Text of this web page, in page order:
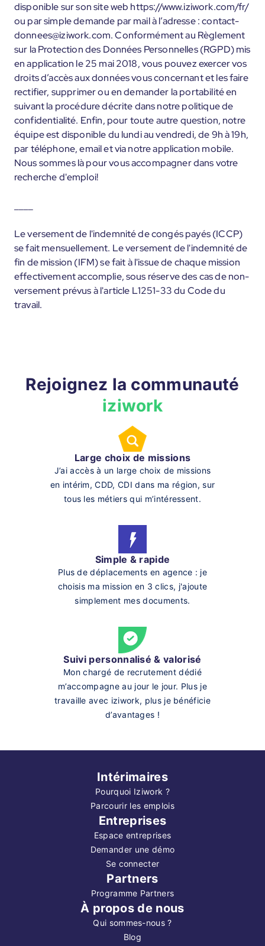
disponible sur son site web https://www.iziwork.com/fr/
ou par simple demande par mail à l’adresse : contact-
donnees@iziwork.com. Conformément au Règlement
sur la Protection des Données Personnelles (RGPD) mis
en application le 25 mai 2018, vous pouvez exercer vos
droits d’accès aux données vous concernant et les faire
rectifier, supprimer ou en demander la portabilité en
suivant la procédure décrite dans notre politique de
confidentialité. Enfin, pour toute autre question, notre
équipe est disponible du lundi au vendredi, de 9h à 19h,
par téléphone, email et via notre application mobile.
Nous sommes là pour vous accompagner dans votre
recherche d'emploi!
Le versement de l'indemnité de congés payés (ICCP)
se fait mensuellement. Le versement de l'indemnité de
fin de mission (IFM) se fait à l'issue de chaque mission
effectivement accomplie, sous réserve des cas de non-
versement prévus à l'article L1251-33 du Code du
travail.
Rejoignez la communauté
iziwork
Large choix de missions
J’ai accès à un large choix de missions
en intérim, CDD, CDI dans ma région, sur
tous les métiers qui m’intéressent.
Simple & rapide
Plus de déplacements en agence : je
choisis ma mission en 3 clics, j'ajoute
simplement mes documents.
Suivi personnalisé & valorisé
Mon chargé de recrutement dédié
m’accompagne au jour le jour. Plus je
travaille avec iziwork, plus je bénéficie
d’avantages !
Intérimaires
Pourquoi Iziwork ?
Parcourir les emplois
Entreprises
Espace entreprises
Demander une démo
Se connecter
Partners
Programme Partners
À propos de nous
Qui sommes-nous ?
Blog